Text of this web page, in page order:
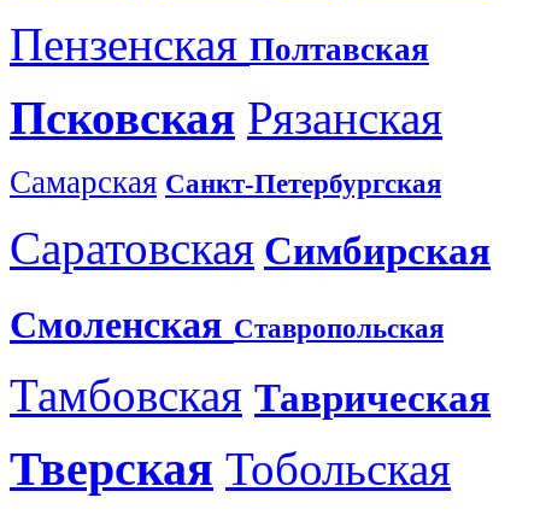
Пензенская Полтавская
Псковская Рязанская
Самарская Санкт-Петербургская
Саратовская Симбирская
Смоленская Ставропольская
Тамбовская Таврическая
Тверская Тобольская